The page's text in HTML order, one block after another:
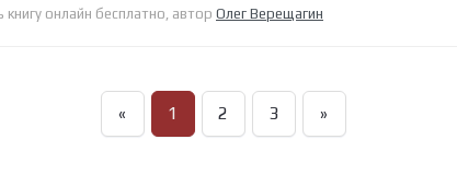
онлайн бесплатно, автор Олег Верещагин
« 1 2 3 »